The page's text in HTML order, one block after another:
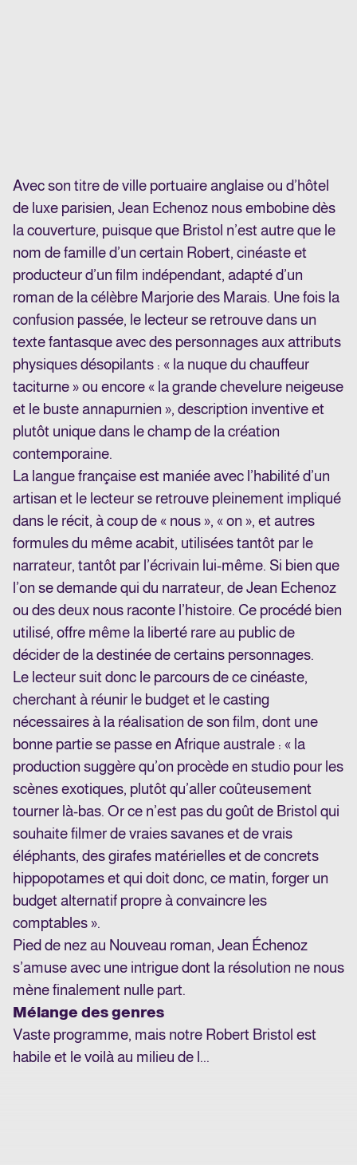
Avec son titre de ville portuaire anglaise ou d’hôtel
de luxe parisien, Jean Echenoz nous embobine dès
la couverture, puisque que Bristol n’est autre que le
nom de famille d’un certain Robert, cinéaste et
producteur d’un film indépendant, adapté d’un
roman de la célèbre Marjorie des Marais. Une fois la
confusion passée, le lecteur se retrouve dans un
texte fantasque avec des personnages aux attributs
physiques désopilants : « la nuque du chauffeur
taciturne » ou encore « la grande chevelure neigeuse
et le buste annapurnien », description inventive et
plutôt unique dans le champ de la création
contemporaine.
La langue française est maniée avec l’habilité d’un
artisan et le lecteur se retrouve pleinement impliqué
dans le récit, à coup de « nous », « on », et autres
formules du même acabit, utilisées tantôt par le
narrateur, tantôt par l’écrivain lui-même. Si bien que
l’on se demande qui du narrateur, de Jean Echenoz
ou des deux nous raconte l’histoire. Ce procédé bien
utilisé, offre même la liberté rare au public de
décider de la destinée de certains personnages.
Le lecteur suit donc le parcours de ce cinéaste,
cherchant à réunir le budget et le casting
nécessaires à la réalisation de son film, dont une
bonne partie se passe en Afrique australe : « la
production suggère qu’on procède en studio pour les
scènes exotiques, plutôt qu’aller coûteusement
tourner là-bas. Or ce n’est pas du goût de Bristol qui
souhaite filmer de vraies savanes et de vrais
éléphants, des girafes matérielles et de concrets
hippopotames et qui doit donc, ce matin, forger un
budget alternatif propre à convaincre les
comptables ».
Pied de nez au Nouveau roman, Jean Échenoz
s’amuse avec une intrigue dont la résolution ne nous
mène finalement nulle part.
Mélange des genres
Vaste programme, mais notre Robert Bristol est
habile et le voilà au milieu de l...